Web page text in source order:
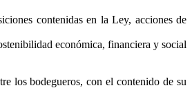
contenidas en la Ley, acciones de
económica, financiera y social
los bodegueros, con el contenido de su